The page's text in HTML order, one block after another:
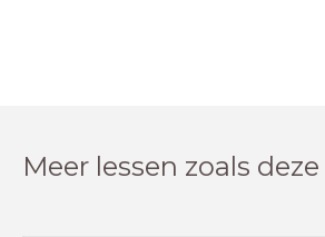
Meer lessen zoals deze